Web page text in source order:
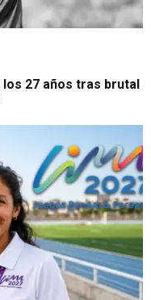
27 años tras brutal